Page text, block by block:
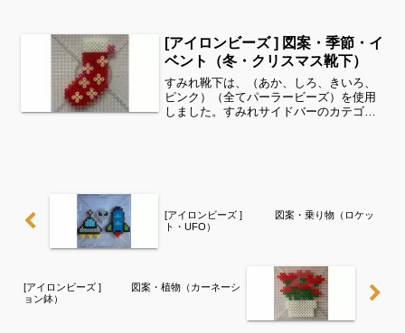
に図案を見ることができます！お時間が
ありましたら、他の図案も...
[アイロンビーズ ] 図案・季節・イ
ベント（冬・クリスマス靴下）
すみれ靴下は、（あか、しろ、きいろ、
ピンク）（全てパーラービーズ）を使用
しました。すみれサイドバーのカテゴリ
[アイロンビーズ ] 図案・乗り物（ロケッ
ト・UFO）
[アイロンビーズ ] 図案・植物（カーネーシ
ョン鉢）